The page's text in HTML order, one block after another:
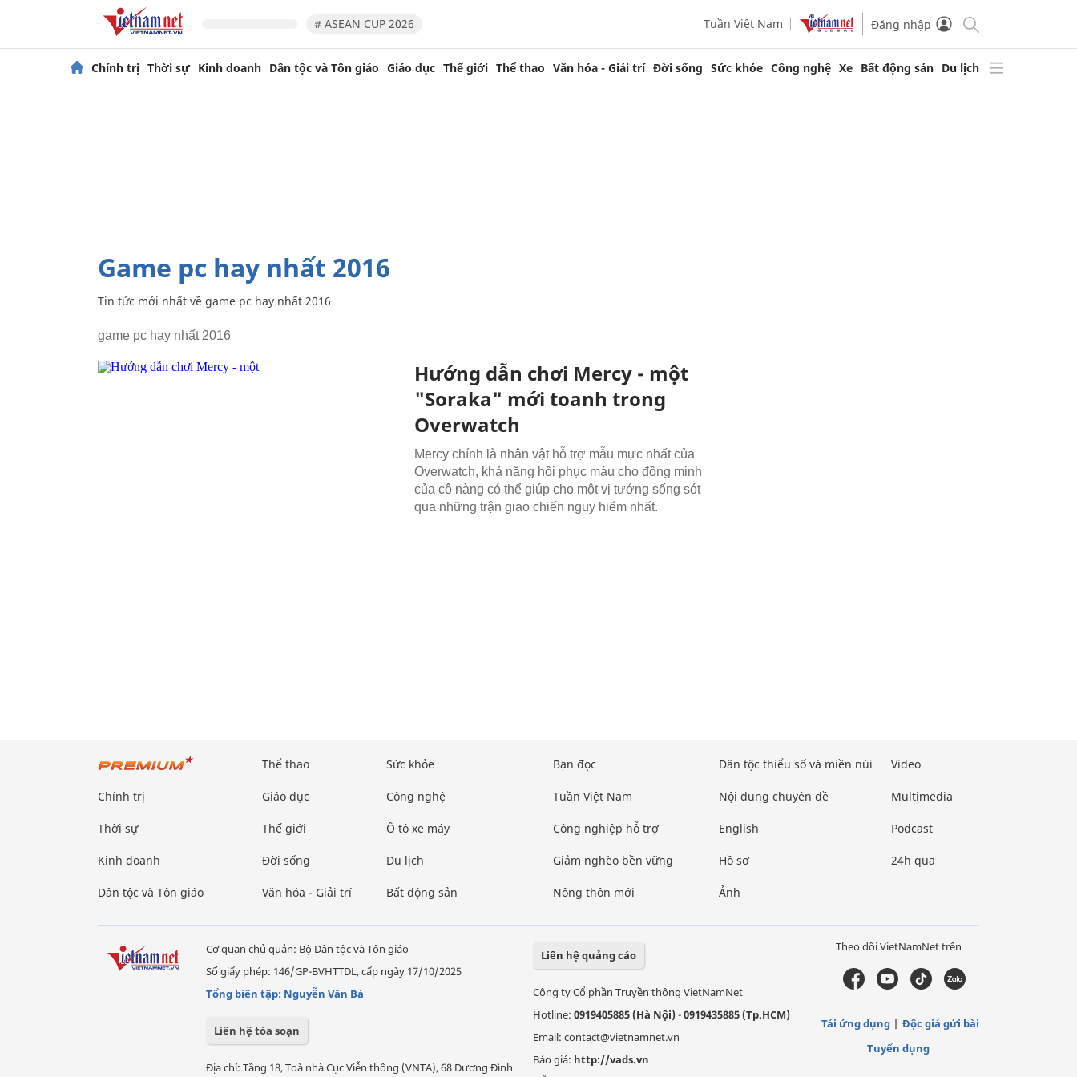
# ASEAN CUP 2026 Tuần Việt Nam Đăng nhập
Chính trị Thời sự Kinh doanh Dân tộc và Tôn giáo Giáo dục Thế giới Thể thao Văn hóa - Giải trí Đời sống Sức khỏe Công nghệ Xe Bất động sản Du lịch
game pc hay nhất 2016
Tin tức mới nhất về game pc hay nhất 2016
game pc hay nhất 2016
Hướng dẫn chơi Mercy - một
"Soraka" mới toanh trong
Overwatch
Mercy chính là nhân vật hỗ trợ mẫu mực nhất của
Overwatch, khả năng hồi phục máu cho đồng minh
của cô nàng có thể giúp cho một vị tướng sống sót
qua những trận giao chiến nguy hiểm nhất.
Chính trị
Thời sự
Kinh doanh
Dân tộc và Tôn giáo
Thể thao
Giáo dục
Thế giới
Đời sống
Văn hóa - Giải trí
Sức khỏe
Công nghệ
Ô tô xe máy
Du lịch
Bất động sản
Bạn đọc
Tuần Việt Nam
Công nghiệp hỗ trợ
Giảm nghèo bền vững
Nông thôn mới
Dân tộc thiểu số và miền núi
Nội dung chuyên đề
English
Hồ sơ
Ảnh
Video
Multimedia
Podcast
24h qua
Cơ quan chủ quản: Bộ Dân tộc và Tôn giáo
Số giấy phép: 146/GP-BVHTTDL, cấp ngày 17/10/2025
Tổng biên tập: Nguyễn Văn Bá
Liên hệ tòa soạn
Địa chỉ: Tầng 18, Toà nhà Cục Viễn thông (VNTA), 68 Dương Đình
Liên hệ quảng cáo
Công ty Cổ phần Truyền thông VietNamNet
Hotline: 0919405885 (Hà Nội)-0919435885 (Tp.HCM)
Email: contact@vietnamnet.vn
Báo giá: http://vads.vn
Theo dõi VietNamNet trên
Tải ứng dụng
Độc giả gửi bài
Tuyển dụng